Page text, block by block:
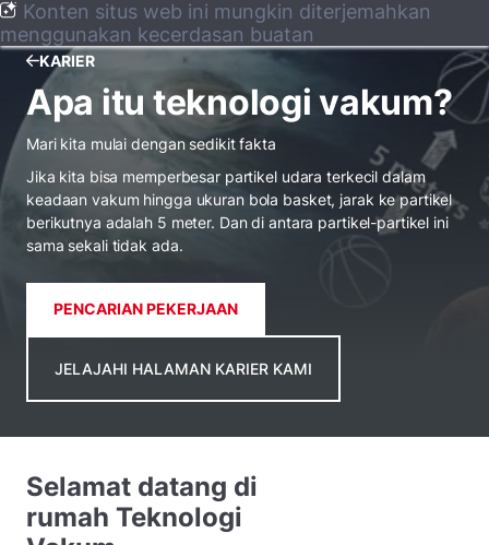
Konten situs web ini mungkin diterjemahkan
menggunakan kecerdasan buatan
KARIER
Apa itu teknologi vakum?
Mari kita mulai dengan sedikit fakta
Jika kita bisa memperbesar partikel udara terkecil dalam
keadaan vakum hingga ukuran bola basket, jarak ke partikel
berikutnya adalah 5 meter. Dan di antara partikel-partikel ini
sama sekali tidak ada.
PENCARIAN PEKERJAAN
JELAJAHI HALAMAN KARIER KAMI
Selamat datang di
rumah Teknologi